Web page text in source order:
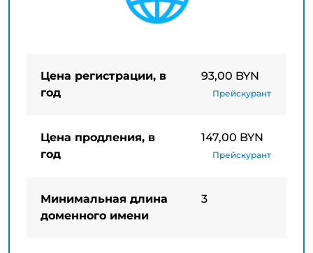
Цена регистрации, в
год
93,00 BYN
Прейскурант
Цена продления, в
год
147,00 BYN
Прейскурант
Минимальная длина
доменного имени
3